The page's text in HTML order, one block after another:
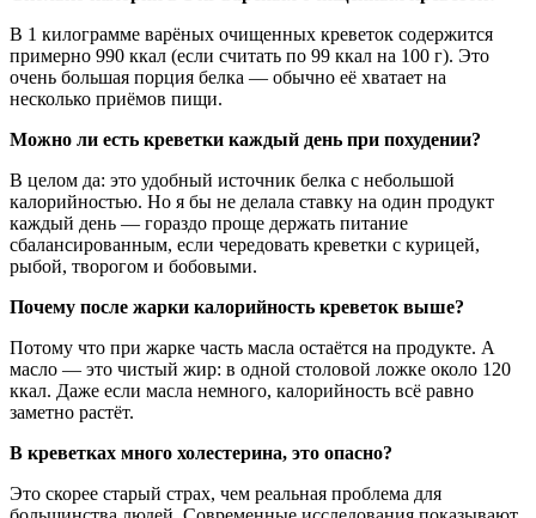
В 1 килограмме варёных очищенных креветок содержится
примерно 990 ккал (если считать по 99 ккал на 100 г). Это
очень большая порция белка — обычно её хватает на
несколько приёмов пищи.
Можно ли есть креветки каждый день при похудении?
В целом да: это удобный источник белка с небольшой
калорийностью. Но я бы не делала ставку на один продукт
каждый день — гораздо проще держать питание
сбалансированным, если чередовать креветки с курицей,
рыбой, творогом и бобовыми.
Почему после жарки калорийность креветок выше?
Потому что при жарке часть масла остаётся на продукте. А
масло — это чистый жир: в одной столовой ложке около 120
ккал. Даже если масла немного, калорийность всё равно
заметно растёт.
В креветках много холестерина, это опасно?
Это скорее старый страх, чем реальная проблема для